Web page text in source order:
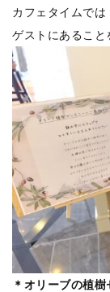
カフェタイムでは
ゲストにあるこ
＊オリーブの植樹